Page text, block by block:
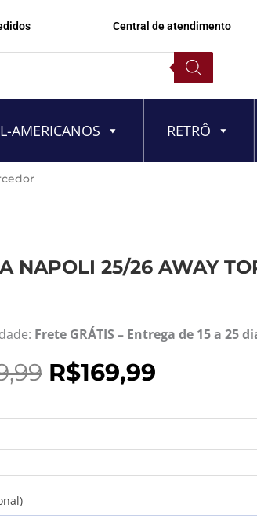
Central de atendimento
AMERICANOS RETRÔ
NAPOLI 25/26 AWAY
Frete GRÁTIS – Entrega de 15 a 25
O
preço
original
R$249,99.
R$169,99
atual